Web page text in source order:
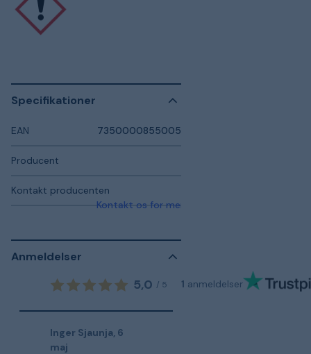
Specifikationer
EAN 7350000855005
Producent
Kontakt producenten
Kontakt os for mere information
Anmeldelser
5,0 / 5 1 anmeldelser
Inger Sjaunja 6
maj